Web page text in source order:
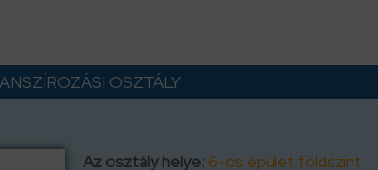
OSZTÁLY
Az osztály helye: 6-os épület földszint